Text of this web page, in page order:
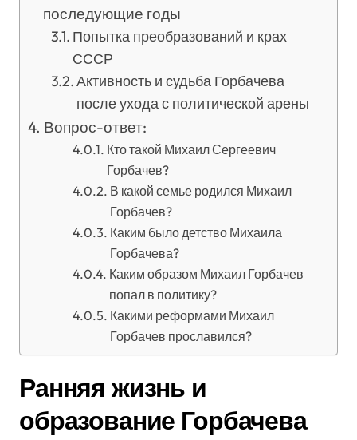
последующие годы
Попытка преобразований и крах
СССР
Активность и судьба Горбачева
после ухода с политической арены
Вопрос-ответ:
Кто такой Михаил Сергеевич
Горбачев?
В какой семье родился Михаил
Горбачев?
Каким было детство Михаила
Горбачева?
Каким образом Михаил Горбачев
попал в политику?
Какими реформами Михаил
Горбачев прославился?
Ранняя жизнь и
образование Горбачева